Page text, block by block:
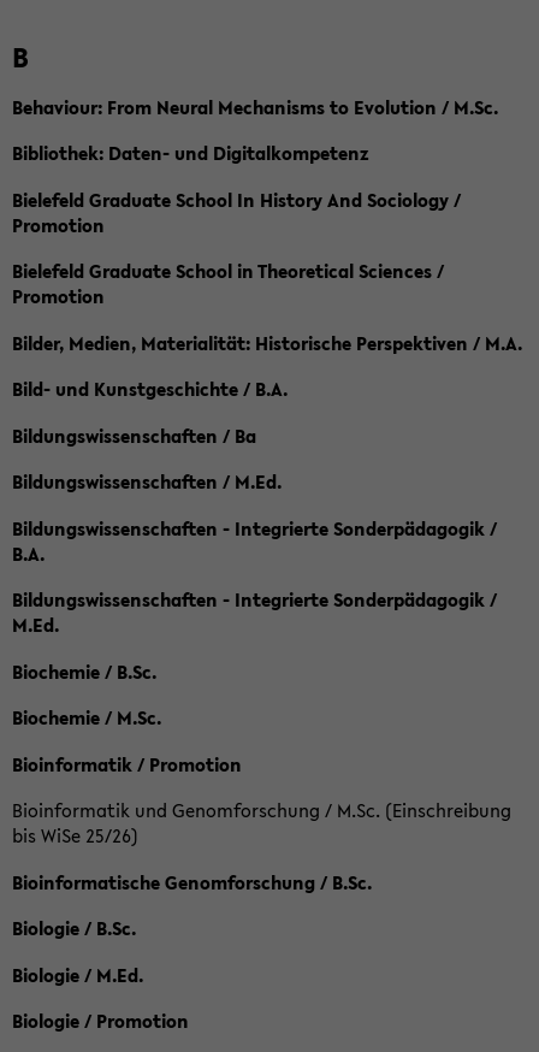
B
Behaviour: From Neural Mechanisms to Evolution / M.Sc.
Bibliothek: Daten- und Digitalkompetenz
Bielefeld Graduate School In History And Sociology /
Promotion
Bielefeld Graduate School in Theoretical Sciences /
Promotion
Bilder, Medien, Materialität: Historische Perspektiven / M.A.
Bild- und Kunstgeschichte / B.A.
Bildungswissenschaften / Ba
Bildungswissenschaften / M.Ed.
Bildungswissenschaften - Integrierte Sonderpädagogik /
B.A.
Bildungswissenschaften - Integrierte Sonderpädagogik /
M.Ed.
Biochemie / B.Sc.
Biochemie / M.Sc.
Bioinformatik / Promotion
Bioinformatik und Genomforschung / M.Sc. (Einschreibung
bis WiSe 25/26)
Bioinformatische Genomforschung / B.Sc.
Biologie / B.Sc.
Biologie / M.Ed.
Biologie / Promotion